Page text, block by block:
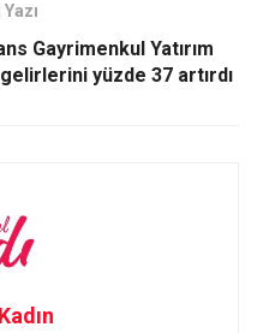
Gayrimenkul Yatırım
yüzde 37 artırdı